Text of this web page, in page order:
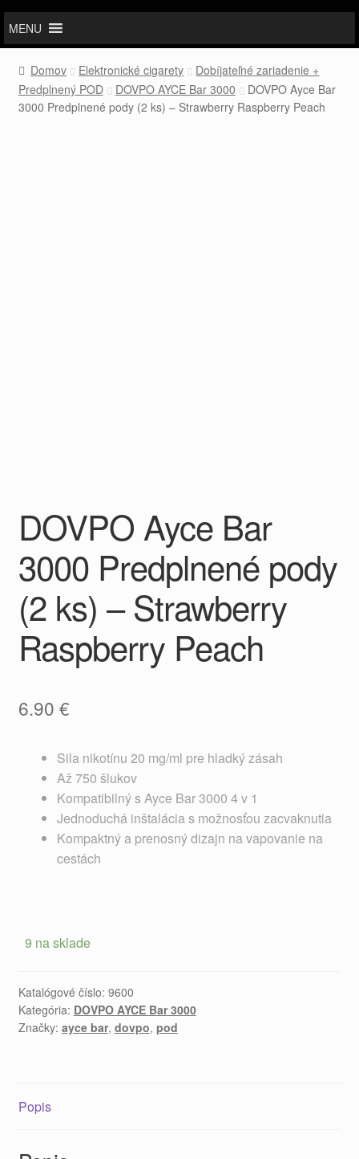
MENU
Domov Elektronické cigarety
Dobíjateľné zariadenie +
Predplnený POD
DOVPO AYCE Bar 3000
DOVPO Ayce Bar
3000 Predplnené pody (2 ks) – Strawberry Raspberry Peach
DOVPO Ayce Bar
3000 Predplnené pody
(2 ks) – Strawberry
Raspberry Peach
6.90 €
Sila nikotínu 20 mg/ml pre hladký zásah
Až 750 šlukov
Kompatibilný s Ayce Bar 3000 4 v 1
Jednoduchá inštalácia s možnosťou zacvaknutia
Kompaktný a prenosný dizajn na vapovanie na
cestách
9 na sklade
Katalógové číslo: 9600
Kategória: DOVPO AYCE Bar 3000
Značky: ayce bar, dovpo, pod
Popis